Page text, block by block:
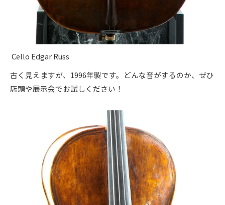
Cello Edgar Russ
古く見えますが、1996年製です。どんな音がするのか、ぜひ
店頭や展示会でお試しください！